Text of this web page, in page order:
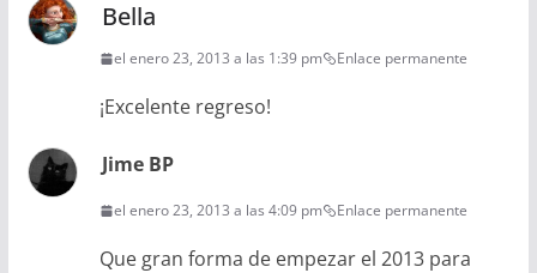
Bella
el enero 23, 2013 a las 1:39 pm Enlace permanente
¡Excelente regreso!
Jime BP
el enero 23, 2013 a las 4:09 pm Enlace permanente
Que gran forma de empezar el 2013 para